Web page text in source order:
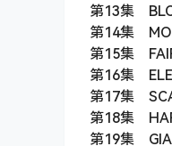
第13集
第14集
第15集
第16集
第17集
第18集
第19集